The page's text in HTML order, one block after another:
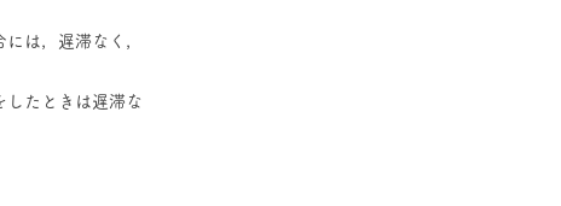
は，遅滞なく，
したときは遅滞な